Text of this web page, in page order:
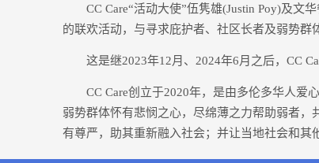
CC Care“活动大使”伍隽雄(Justin Poy)及文
的联欢活动，与寻求庇护者、社区长者及弱势群
这是继2023年12月、2024年6月之后，CC
CC Care创立于2020年，是由多伦多华人爱
弱势群体怀有悲悯之心，尽绵薄之力帮助弱者
有尊严，助其重新融入社会；并让当地社会和